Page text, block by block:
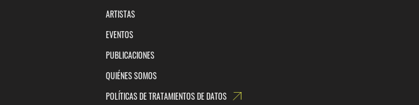
ARTISTAS
EVENTOS
PUBLICACIONES
QUIÉNES SOMOS
POLÍTICAS DE TRATAMIENTOS DE DATOS